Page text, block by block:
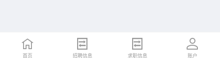
首页 招聘信息 求职信息 账户